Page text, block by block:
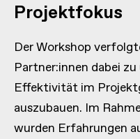
Projektfokus
Der Workshop
Partner:innen dabei
Effektivität im
auszubauen. Im
wurden Erfahrungen